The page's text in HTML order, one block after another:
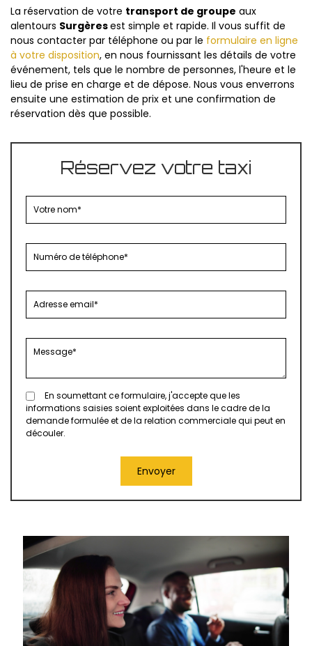
La réservation de votre transport de groupe aux
alentours Surgèresest simple et rapide. Il vous suffit de
nous contacter par téléphone ou par le formulaire en ligne
à votre disposition, en nous fournissant les détails de votre
événement, tels que le nombre de personnes, l'heure et le
lieu de prise en charge et de dépose. Nous vous enverrons
ensuite une estimation de prix et une confirmation de
réservation dès que possible.
Réservez votre taxi
En soumettant ce formulaire, j'accepte que les
informations saisies soient exploitées dans le cadre de la
demande formulée et de la relation commerciale qui peut en
découler.